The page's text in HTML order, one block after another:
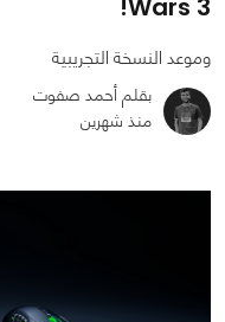
Wars 3!
وموعد النسخة التجريبية
بقلم أحمد صفوت
منذ شهرين